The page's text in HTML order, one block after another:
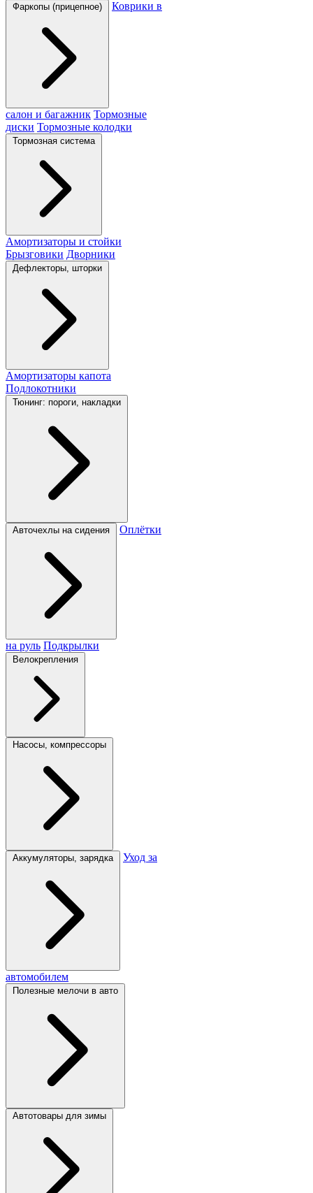
Фаркопы (прицепное) Коврики в
салон и багажник Тормозные
диски Тормозные колодки
Тормозная система
Амортизаторы и стойки
Брызговики Дворники
Дефлекторы, шторки
Амортизаторы капота
Подлокотники
Тюнинг: пороги, накладки
Авточехлы на сидения Оплётки
на руль Подкрылки
Велокрепления
Насосы, компрессоры
Аккумуляторы, зарядка Уход за
автомобилем
Полезные мелочи в авто
Автотовары для зимы